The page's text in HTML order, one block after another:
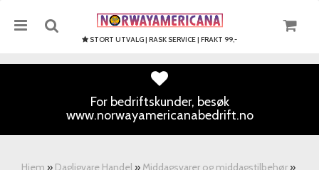
STORT UTVALG | RASK SERVICE | FRAKT 99,-
For bedriftskunder, besøk
www.norwayamericanabedrift.no
Hjem » Dagligvare Handel » Middagsvarer og middagstilbehør »